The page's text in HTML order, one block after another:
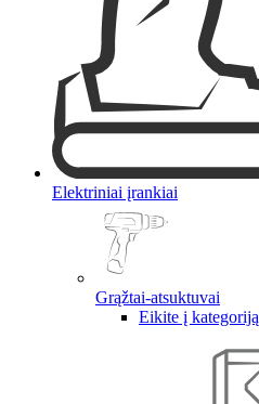
Elektriniai įrankiai
Grąžtai-atsuktuvai
Eikite į kategoriją